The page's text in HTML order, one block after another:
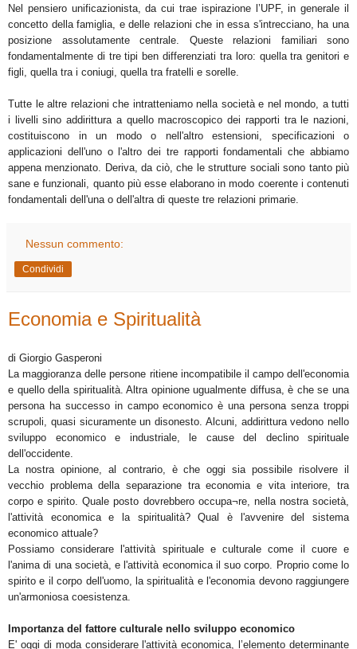
Nel pensiero unificazionista, da cui trae ispirazione l’UPF, in generale il
concetto della famiglia, e delle relazioni che in essa s'intrecciano, ha una
posizione assolutamente centrale. Queste relazioni familiari sono
fondamentalmente di tre tipi ben differenziati tra loro: quella tra genitori e
figli, quella tra i coniugi, quella tra fratelli e sorelle.
Tutte le altre relazioni che intratteniamo nella società e nel mondo, a tutti
i livelli sino addirittura a quello macroscopico dei rapporti tra le nazioni,
costituiscono in un modo o nell'altro estensioni, specificazioni o
applicazioni dell'uno o l'altro dei tre rapporti fondamentali che abbiamo
appena menzionato. Deriva, da ciò, che le strutture sociali sono tanto più
sane e funzionali, quanto più esse elaborano in modo coerente i contenuti
fondamentali dell'una o dell'altra di queste tre relazioni primarie.
Nessun commento:
Condividi
Economia e Spiritualità
di Giorgio Gasperoni
La maggioranza delle persone ritiene incompatibile il campo dell'economia
e quello della spiritualità. Altra opinione ugualmente diffusa, è che se una
persona ha successo in campo economico è una persona senza troppi
scrupoli, quasi sicuramente un disonesto. Alcuni, addirittura vedono nello
sviluppo economico e industriale, le cause del declino spirituale
dell'occidente.
La nostra opinione, al contrario, è che oggi sia possibile risolvere il
vecchio problema della separazione tra economia e vita interiore, tra
corpo e spirito. Quale posto dovrebbero occupa¬re, nella nostra società,
l'attività economica e la spiritualità? Qual è l'avvenire del sistema
economico attuale?
Possiamo considerare l'attività spirituale e culturale come il cuore e
l'anima di una società, e l'attività economica il suo corpo. Proprio come lo
spirito e il corpo dell'uomo, la spiritualità e l'economia devono raggiungere
un'armoniosa coesistenza.
Importanza del fattore culturale nello sviluppo economico
E' oggi di moda considerare l'attività economica, l’elemento determinante